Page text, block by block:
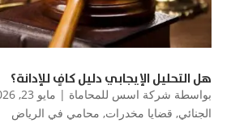
هل التحليل الإيجابي دليل كافٍ للإدانة؟
بواسطة شركة اسس للمحاماة | مايو 23, 2026
الجنائي, قضايا مخدرات, محامي في الرياض